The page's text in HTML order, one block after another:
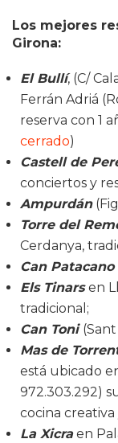
Los mejores
Girona:
El Bullí, (C/
Ferrán Adriá
reserva con 1
cerrado)
Castell de
conciertos y
Ampurdán
Torre del
Cerdanya,
Can Patacano
Els Tinarsen
tradicional;
Can Toni
Mas de
está ubicado
972.303.292)
cocina
La Xicraen